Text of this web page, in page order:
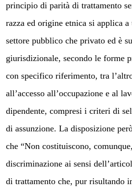
principio di parità di trattamento
razza ed origine etnica si applica
settore pubblico che privato ed è
giurisdizionale, secondo le forme
con specifico riferimento, tra
all’accesso all’occupazione e al
dipendente, compresi i criteri di
di assunzione. La disposizione
che “Non costituiscono,
discriminazione ai sensi
di trattamento che, pur risultando